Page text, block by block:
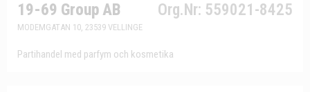
19-69 Group AB Org.Nr: 559021-8425
MODEMGATAN 10, 23539 VELLINGE
Partihandel med parfym och kosmetika